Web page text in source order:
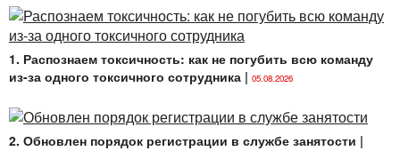
1. Распознаем токсичность: как не погубить всю команду
из-за одного токсичного сотрудника | 05.08.2026
2. Обновлен порядок регистрации в службе занятости |